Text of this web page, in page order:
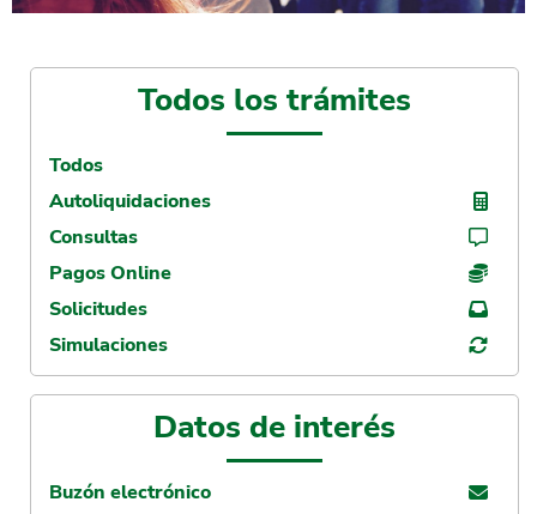
Todos los trámites
Todos
Autoliquidaciones
Consultas
Pagos Online
Solicitudes
Simulaciones
Datos de interés
Buzón electrónico